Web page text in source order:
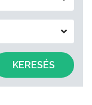
KERESÉS